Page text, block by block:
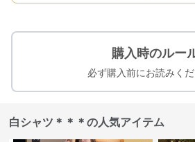
購入時のルー
必ず購入前にお読みくだ
白シャツ＊＊＊の人気アイテム